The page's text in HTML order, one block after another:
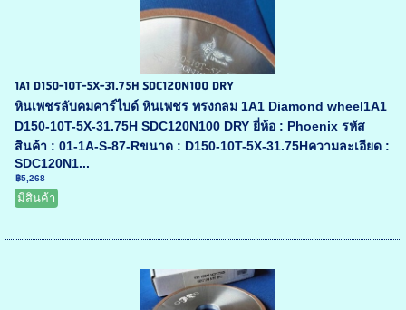
1A1 D150-10T-5X-31.75H SDC120N100 DRY
หินเพชรลับคมคาร์ไบด์ หินเพชร ทรงกลม 1A1 Diamond wheel1A1
D150-10T-5X-31.75H SDC120N100 DRY ยี่ห้อ : Phoenix รหัส
สินค้า : 01-1A-S-87-Rขนาด : D150-10T-5X-31.75Hความละเอียด :
SDC120N1...
฿5,268
มีสินค้า